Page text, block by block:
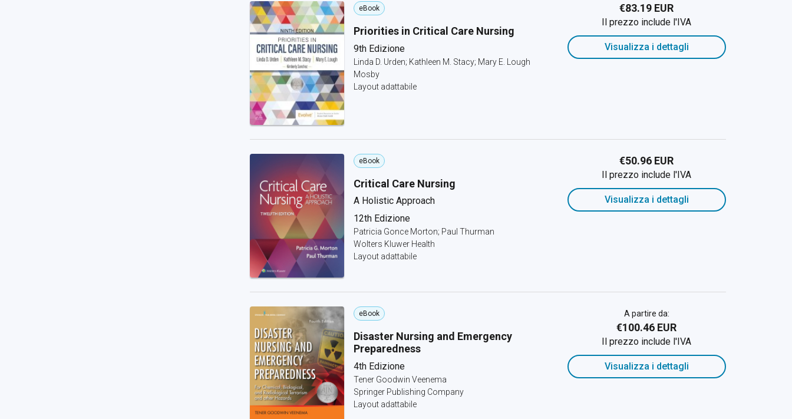
eBook
Priorities in Critical Care Nursing
9th Edizione
Linda D. Urden; Kathleen M. Stacy; Mary E. Lough
Mosby
Layout adattabile
€83.19 EUR
Il prezzo include l'IVA
Visualizza i dettagli
eBook
Critical Care Nursing
A Holistic Approach
12th Edizione
Patricia Gonce Morton; Paul Thurman
Wolters Kluwer Health
Layout adattabile
€50.96 EUR
Il prezzo include l'IVA
Visualizza i dettagli
eBook
Disaster Nursing and Emergency
Preparedness
4th Edizione
Tener Goodwin Veenema
Springer Publishing Company
Layout adattabile
A partire da:
€100.46 EUR
Il prezzo include l'IVA
Visualizza i dettagli